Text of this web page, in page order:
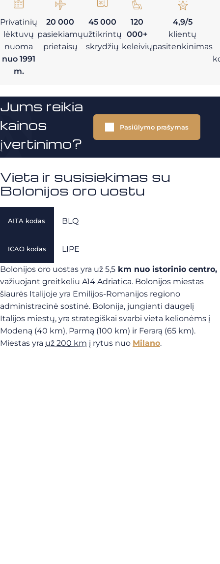
Privatinių
lėktuvų
nuoma
nuo 1991
m.
20 000
pasiekiamų
prietaisų
45 000
užtikrintų
skrydžių
120
000+
keleivių
4,9/5
klientų
pasitenkinimas
Jums reikia
kainos
įvertinimo?
Pasiūlymo prašymas
Vieta ir susisiekimas su
Bolonijos oro uostu
AITA kodas BLQ
ICAO kodas LIPE
Bolonijos oro uostas yra už 5,5 km nuo istorinio centro,
važiuojant greitkeliu A14 Adriatica. Bolonijos miestas
šiaurės Italijoje yra Emilijos-Romanijos regiono
administracinė sostinė. Bolonija, jungianti daugelį
Italijos miestų, yra strategiškai svarbi vieta kelionėms į
Modeną (40 km), Parmą (100 km) ir Ferarą (65 km).
Miestas yra už 200 km į rytus nuo Milano.